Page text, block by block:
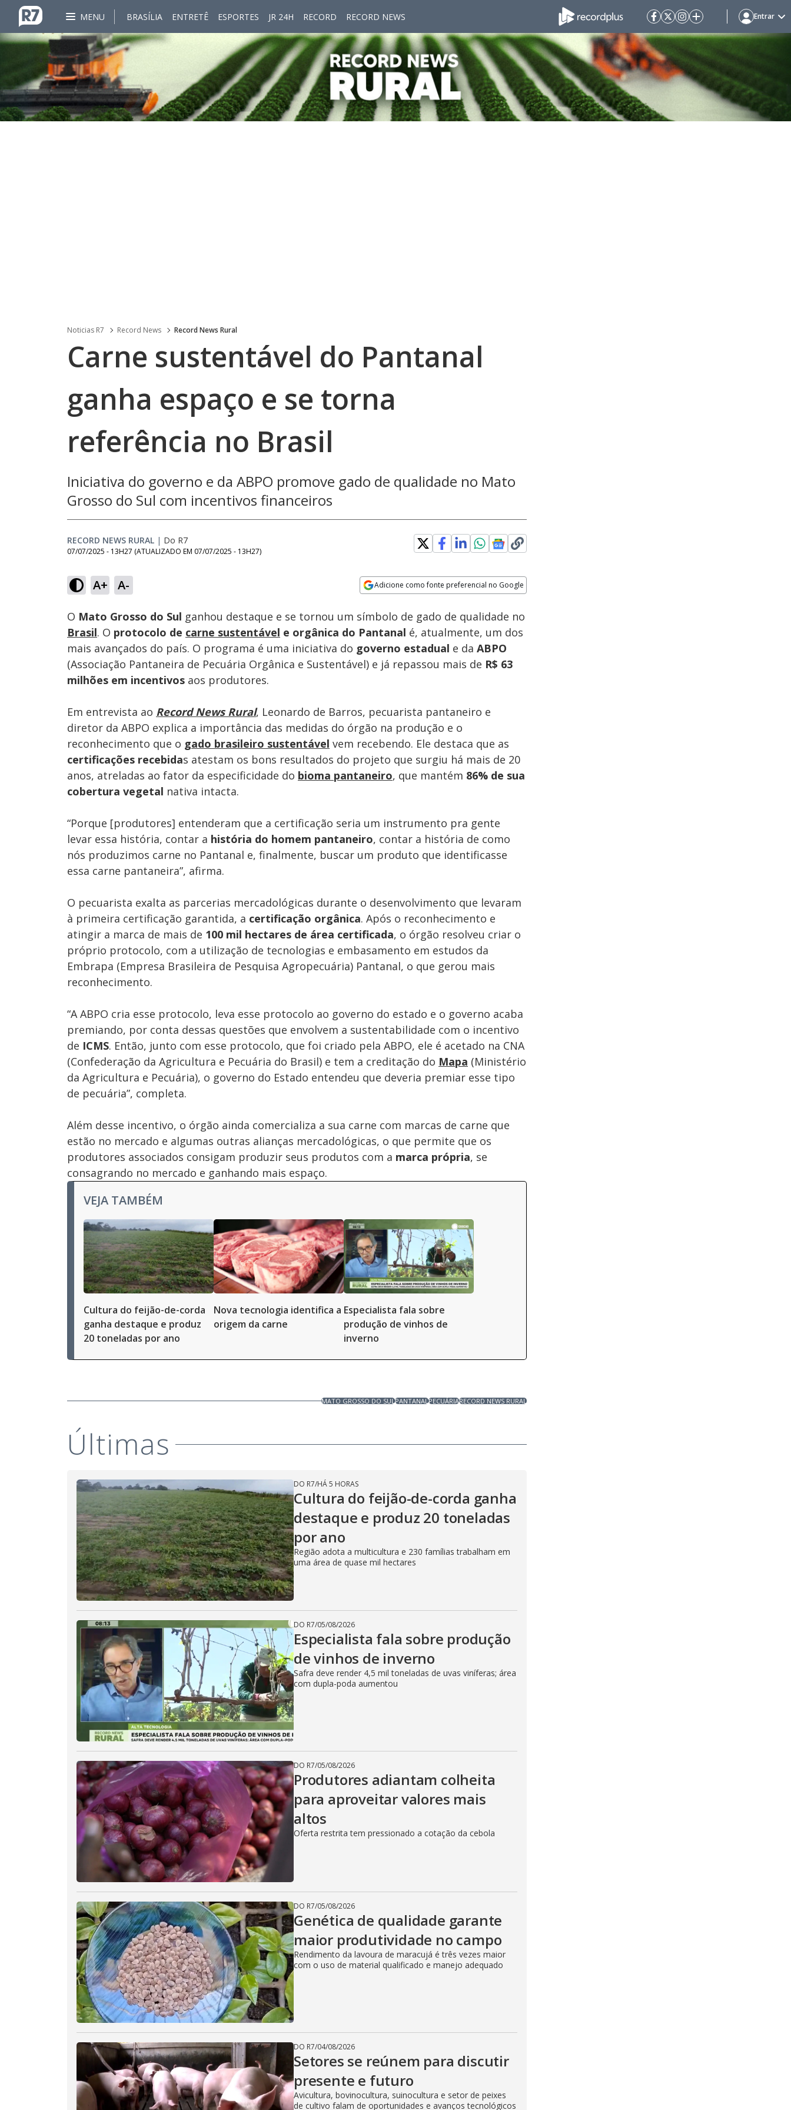
MENU BRASÍLIA ENTRETÊ ESPORTES JR 24H RECORD RECORD NEWS Entrar
Noticias R7 Record News Record News Rural
Carne sustentável do Pantanal
ganha espaço e se torna
referência no Brasil
Iniciativa do governo e da ABPO promove gado de qualidade no Mato
Grosso do Sul com incentivos financeiros
RECORD NEWS RURAL | Do R7
07/07/2025 - 13H27 (ATUALIZADO EM 07/07/2025 - 13H27)
A+ A- Adicione como fonte preferencial no Google
ganha destaque e produz 20
toneladas por ano
Ativar
Som
Velocidade
O Mato Grosso do Sul ganhou destaque e se tornou um símbolo de gado de qualidade no
Brasil. O protocolo de carne sustentável e orgânica do Pantanal é, atualmente, um dos
mais avançados do país. O programa é uma iniciativa do governo estadual e da ABPO
(Associação Pantaneira de Pecuária Orgânica e Sustentável) e já repassou mais de R$ 63
milhões em incentivos aos produtores.
Em entrevista ao Record News Rural, Leonardo de Barros, pecuarista pantaneiro e
diretor da ABPO explica a importância das medidas do órgão na produção e o
reconhecimento que o gado brasileiro sustentável vem recebendo. Ele destaca que as
certificações recebidas atestam os bons resultados do projeto que surgiu há mais de 20
anos, atreladas ao fator da especificidade do bioma pantaneiro, que mantém 86% de sua
cobertura vegetal nativa intacta.
“Porque [produtores] entenderam que a certificação seria um instrumento pra gente
levar essa história, contar a história do homem pantaneiro, contar a história de como
nós produzimos carne no Pantanal e, finalmente, buscar um produto que identificasse
essa carne pantaneira”, afirma.
O pecuarista exalta as parcerias mercadológicas durante o desenvolvimento que levaram
à primeira certificação garantida, a certificação orgânica. Após o reconhecimento e
atingir a marca de mais de 100 mil hectares de área certificada, o órgão resolveu criar o
próprio protocolo, com a utilização de tecnologias e embasamento em estudos da
Embrapa (Empresa Brasileira de Pesquisa Agropecuária) Pantanal, o que gerou mais
reconhecimento.
“A ABPO cria esse protocolo, leva esse protocolo ao governo do estado e o governo acaba
premiando, por conta dessas questões que envolvem a sustentabilidade com o incentivo
de ICMS. Então, junto com esse protocolo, que foi criado pela ABPO, ele é acetado na CNA
(Confederação da Agricultura e Pecuária do Brasil) e tem a creditação do Mapa (Ministério
da Agricultura e Pecuária), o governo do Estado entendeu que deveria premiar esse tipo
de pecuária”, completa.
Além desse incentivo, o órgão ainda comercializa a sua carne com marcas de carne que
estão no mercado e algumas outras alianças mercadológicas, o que permite que os
produtores associados consigam produzir seus produtos com a marca própria, se
consagrando no mercado e ganhando mais espaço.
VEJA TAMBÉM
Cultura do feijão-de-corda
ganha destaque e produz
20 toneladas por ano
Nova tecnologia identifica a
origem da carne
Especialista fala sobre
produção de vinhos de
inverno
MATO GROSSO DO SULPANTANALPECUÁRIARECORD NEWS RURAL
Últimas
DO R7/HÁ 5 HORAS
Cultura do feijão-de-corda ganha
destaque e produz 20 toneladas
por ano
Região adota a multicultura e 230 famílias trabalham em
uma área de quase mil hectares
DO R7/05/08/2026
Especialista fala sobre produção
de vinhos de inverno
Safra deve render 4,5 mil toneladas de uvas viníferas; área
com dupla-poda aumentou
DO R7/05/08/2026
Produtores adiantam colheita
para aproveitar valores mais
altos
Oferta restrita tem pressionado a cotação da cebola
DO R7/05/08/2026
Genética de qualidade garante
maior produtividade no campo
Rendimento da lavoura de maracujá é três vezes maior
com o uso de material qualificado e manejo adequado
DO R7/04/08/2026
Setores se reúnem para discutir
presente e futuro
Avicultura, bovinocultura, suinocultura e setor de peixes
de cultivo falam de oportunidades e avanços tecnológicos